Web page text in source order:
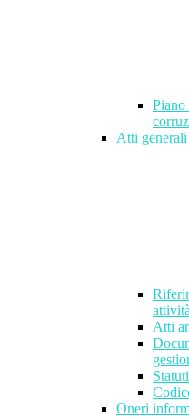
Piano
Atti generali
attività
Atti
Oneri